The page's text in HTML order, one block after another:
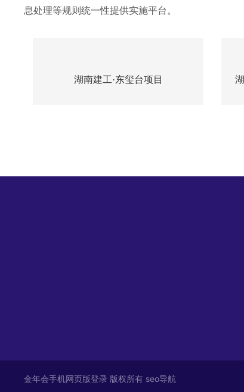
息处理等规则统一性提供实施平台。
湖南建工·东玺台项目
金年会手机网页版登录 版权所有 seo导航